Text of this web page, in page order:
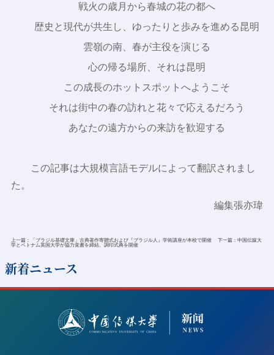
戦火の歳月から春城の花の都へ
歴史と現代が共生し、ゆったりと歩みを進める昆明
雲嶺の南、春が主役を演じる
心の帰る場所、それは昆明
この成長のホットスポットへようこそ
それは街中の春の訪れと花々で応えるだろう
あなたの遠方からの来訪を歓迎する
この記事は大規模言語モデルによって翻訳されまし
た。
編集張亦瑋
上一篇： 「ブラジル基礎文庫」古典著作寄贈式および『ブラジル人』学術講座が本校で開催 下一篇： 中国伝媒大
学とベトナム英国大学が協力覚書を締結、調印式典を開催
新着ニュース​​
2023-10-11
A statement on the statement of the 2020 China
Enterprise Plus Management Forum